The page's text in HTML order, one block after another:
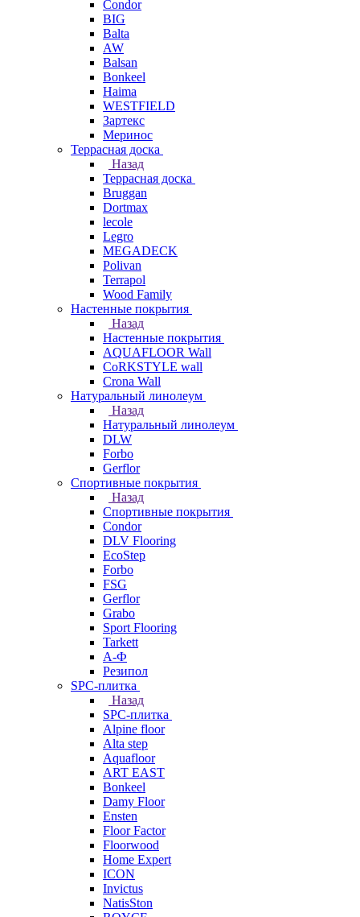
Condor
BIG
Balta
AW
Balsan
Bonkeel
Haima
WESTFIELD
Зартекс
Меринос
Террасная доска
Назад
Террасная доска
Bruggan
Dortmax
lecole
Legro
MEGADECK
Polivan
Terrapol
Wood Family
Настенные покрытия
Назад
Настенные покрытия
AQUAFLOOR Wall
CoRKSTYLE wall
Crona Wall
Натуральный линолеум
Назад
Натуральный линолеум
DLW
Forbo
Gerflor
Спортивные покрытия
Назад
Спортивные покрытия
Condor
DLV Flooring
EcoStep
Forbo
FSG
Gerflor
Grabo
Sport Flooring
Tarkett
А-Ф
Резипол
SPC-плитка
Назад
SPC-плитка
Alpine floor
Alta step
Aquafloor
ART EAST
Bonkeel
Damy Floor
Ensten
Floor Factor
Floorwood
Home Expert
ICON
Invictus
NatisSton